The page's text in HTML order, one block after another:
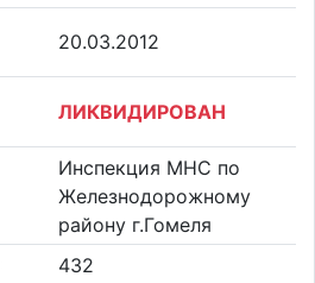
20.03.2012
ЛИКВИДИРОВАН
Инспекция МНС по
Железнодорожному
району г.Гомеля
432